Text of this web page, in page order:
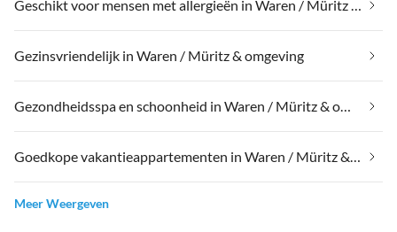
Gezinsvriendelijk in Waren / Müritz & omgeving
Meer Weergeven